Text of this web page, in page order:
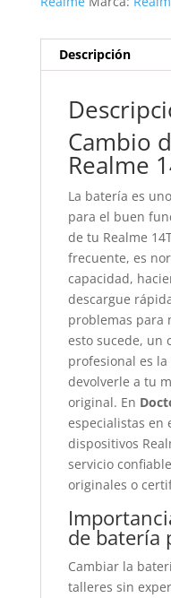
Descripción
Cambio
Realme
La batería es
para el buen
de tu Realme
frecuente, es
capacidad,
descargue
problemas para
esto sucede, un
profesional es
devolverle a tu
original. En
especialistas en
dispositivos
servicio
originales o
de batería
Cambiar la
talleres sin